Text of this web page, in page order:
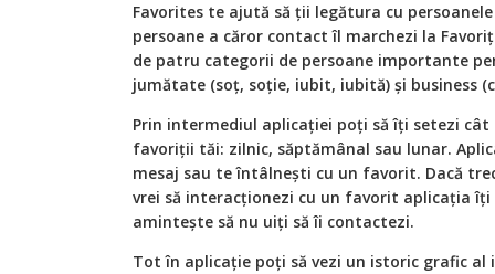
Favorites te ajută să ții legătura cu
persoane a căror contact îl marchezi la
de patru categorii de persoane importante
jumătate (soț, soție, iubit, iubită) și business
Prin intermediul aplicației poți să îți setezi cât
favoriții tăi: zilnic, săptămânal sau lunar.
mesaj sau te întâlnești cu un favorit. Dacă
vrei să interacționezi cu un favorit aplicația
amintește să nu uiți să îi contactezi.
Tot în aplicație poți să vezi un istoric grafic